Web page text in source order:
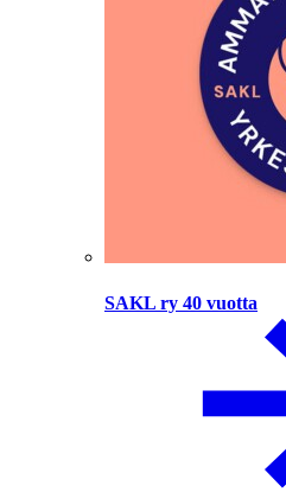
SAKL ry 40 vuotta